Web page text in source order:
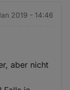
2019 - 14:46
aber nicht